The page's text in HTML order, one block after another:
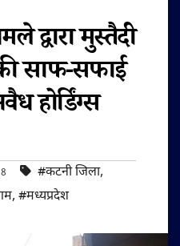
द्वारा मुस्तैदी
साफ-सफाई
होर्डिंग्स
#कटनी जिला,
, #मध्यप्रदेश